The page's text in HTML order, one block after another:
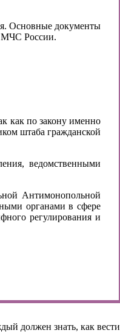
Основные документы
МЧС России.
как по закону именно
штаба гражданской
ведомственными
Антимонопольной
органами в сфере
регулирования и
должен знать, как вести